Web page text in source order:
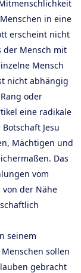
in eine
erscheint nicht
der Mensch mit
Mensch
nicht abhängig
oder
eine radikale
Jesu
Mächtigen und
Das
vom
der Nähe
seinem
sollen
gebracht